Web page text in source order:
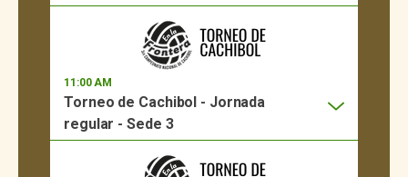
11:00 AM
Torneo de Cachibol - Jornada
regular - Sede 3